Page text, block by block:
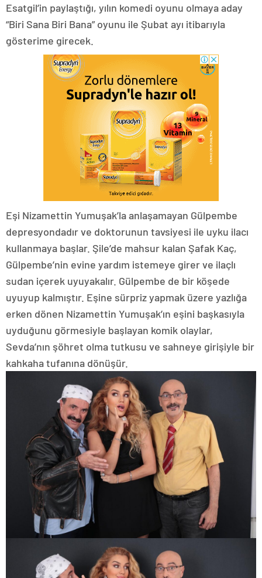
Esatgil’in paylaştığı, yılın komedi oyunu olmaya aday
“Biri Sana Biri Bana” oyunu ile Şubat ayı itibarıyla
gösterime girecek.
Eşi Nizamettin Yumuşak’la anlaşamayan Gülpembe
depresyondadır ve doktorunun tavsiyesi ile uyku ilacı
kullanmaya başlar. Şile’de mahsur kalan Şafak Kaç,
Gülpembe’nin evine yardım istemeye girer ve ilaçlı
sudan içerek uyuyakalır. Gülpembe de bir köşede
uyuyup kalmıştır. Eşine sürpriz yapmak üzere yazlığa
erken dönen Nizamettin Yumuşak’ın eşini başkasıyla
uyduğunu görmesiyle başlayan komik olaylar,
Sevda’nın şöhret olma tutkusu ve sahneye girişiyle bir
kahkaha tufanına dönüşür.